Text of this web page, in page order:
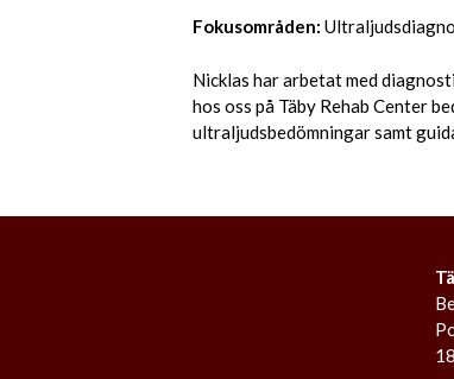
Fokusområden:
Nicklas har arbetat med
hos oss på Täby Rehab Center
ultraljudsbedömningar samt